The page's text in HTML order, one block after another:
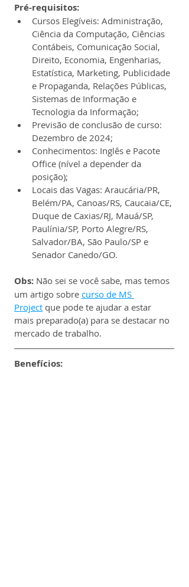
Pré-requisitos:
Cursos Elegíveis: Administração,
Ciência da Computação, Ciências
Contábeis, Comunicação Social,
Direito, Economia, Engenharias,
Estatística, Marketing, Publicidade
e Propaganda, Relações Públicas,
Sistemas de Informação e
Tecnologia da Informação;
Previsão de conclusão de curso:
Dezembro de 2024;
Conhecimentos: Inglês e Pacote
Office (nível a depender da
posição);
Locais das Vagas: Araucária/PR,
Belém/PA, Canoas/RS, Caucaia/CE,
Duque de Caxias/RJ, Mauá/SP,
Paulínia/SP, Porto Alegre/RS,
Salvador/BA, São Paulo/SP e
Senador Canedo/GO.
Obs: Não sei se você sabe, mas temos
um artigo sobre curso de MS
Project que pode te ajudar a estar
mais preparado(a) para se destacar no
mercado de trabalho.
Benefícios: